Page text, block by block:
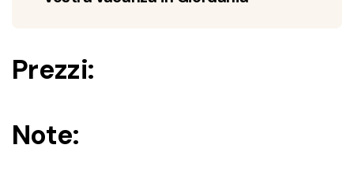
Prezzi:
Note: